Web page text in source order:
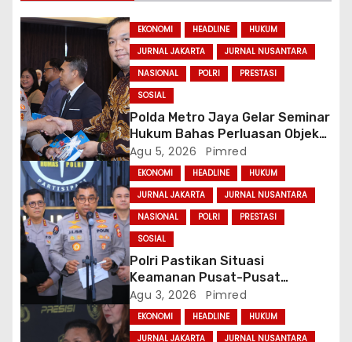
o
EKONOMI HEADLINE
HUKUM
JURNAL JAKARTA
JURNAL NUSANTARA
NASIONAL
POLRI
PRESTASI
SOSIAL
Polda Metro Jaya Gelar Seminar
Hukum Bahas Perluasan Objek
Praperadilan dalam KUHAP Baru
Agu 5, 2026 Pimred
EKONOMI HEADLINE
HUKUM
JURNAL JAKARTA
JURNAL NUSANTARA
NASIONAL
POLRI
PRESTASI
SOSIAL
Polri Pastikan Situasi
Keamanan Pusat-Pusat
Ekonomi Nasional Tetap
Kondusif
Agu 3, 2026 Pimred
EKONOMI HEADLINE
HUKUM
JURNAL JAKARTA
JURNAL NUSANTARA